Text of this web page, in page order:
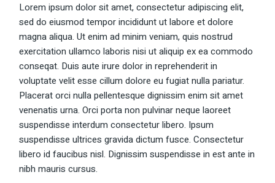
Lorem ipsum dolor sit amet, consectetur adipiscing elit,
sed do eiusmod tempor incididunt ut labore et dolore
magna aliqua. Ut enim ad minim veniam, quis nostrud
exercitation ullamco laboris nisi ut aliquip ex ea commodo
conseqat. Duis aute irure dolor in reprehenderit in
voluptate velit esse cillum dolore eu fugiat nulla pariatur.
Placerat orci nulla pellentesque dignissim enim sit amet
venenatis urna. Orci porta non pulvinar neque laoreet
suspendisse interdum consectetur libero. Ipsum
suspendisse ultrices gravida dictum fusce. Consectetur
libero id faucibus nisl. Dignissim suspendisse in est ante in
nibh mauris cursus.